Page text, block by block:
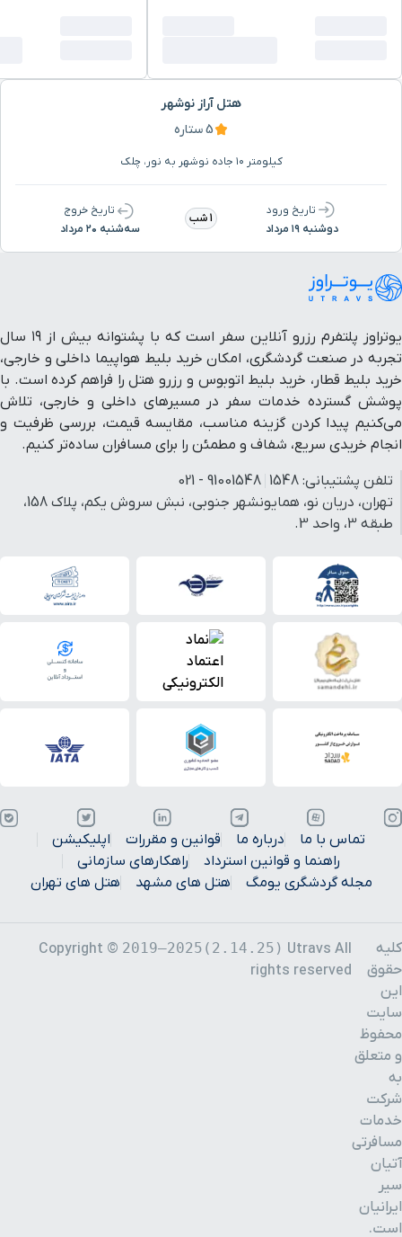
هتل آراز نوشهر
5 ستاره
کیلومتر ۱۰ جاده نوشهر به نور، چلک
تاریخ ورود
دوشنبه ۱۹ مرداد
1 شب
تاریخ خروج
سه‌شنبه ۲۰ مرداد
یوتراوز پلتفرم رزرو آنلاین سفر است که با پشتوانه بیش از ۱۹ سال
تجربه در صنعت گردشگری، امکان خرید بلیط هواپیما داخلی و خارجی،
خرید بلیط قطار، خرید بلیط اتوبوس و رزرو هتل را فراهم کرده است. با
پوشش گسترده خدمات سفر در مسیرهای داخلی و خارجی، تلاش
می‌کنیم پیدا کردن گزینه مناسب، مقایسه قیمت، بررسی ظرفیت و
انجام خریدی سریع، شفاف و مطمئن را برای مسافران ساده‌تر کنیم.
تلفن پشتیبانی: 1548
91001548 - 021
تهران، دریان نو، همایونشهر جنوبی، نبش سروش یکم، پلاک 158،
طبقه 3، واحد 3.
تماس با ما درباره ما قوانین و مقررات
اپلیکیشن
راهنما و قوانین استرداد
راهکارهای سازمانی
مجله گردشگری یومگ
هتل های مشهد هتل های تهران
کلیه
حقوق
این
سایت
محفوظ
و متعلق
به
شرکت
خدمات
مسافرتی
آتیان
سیر
ایرانیان
است.
Copyright © 2019–2025(2.14.25) Utravs All
rights reserved